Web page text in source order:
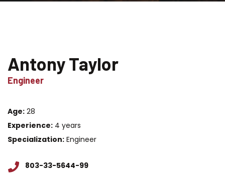
Antony Taylor
Engineer
Age: 28
Experience: 4 years
Specialization: Engineer
803-33-5644-99